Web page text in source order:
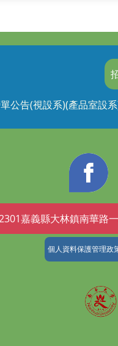
公告(視設系)(產品室設
嘉義縣大林鎮南華路
個人資料保護管理政